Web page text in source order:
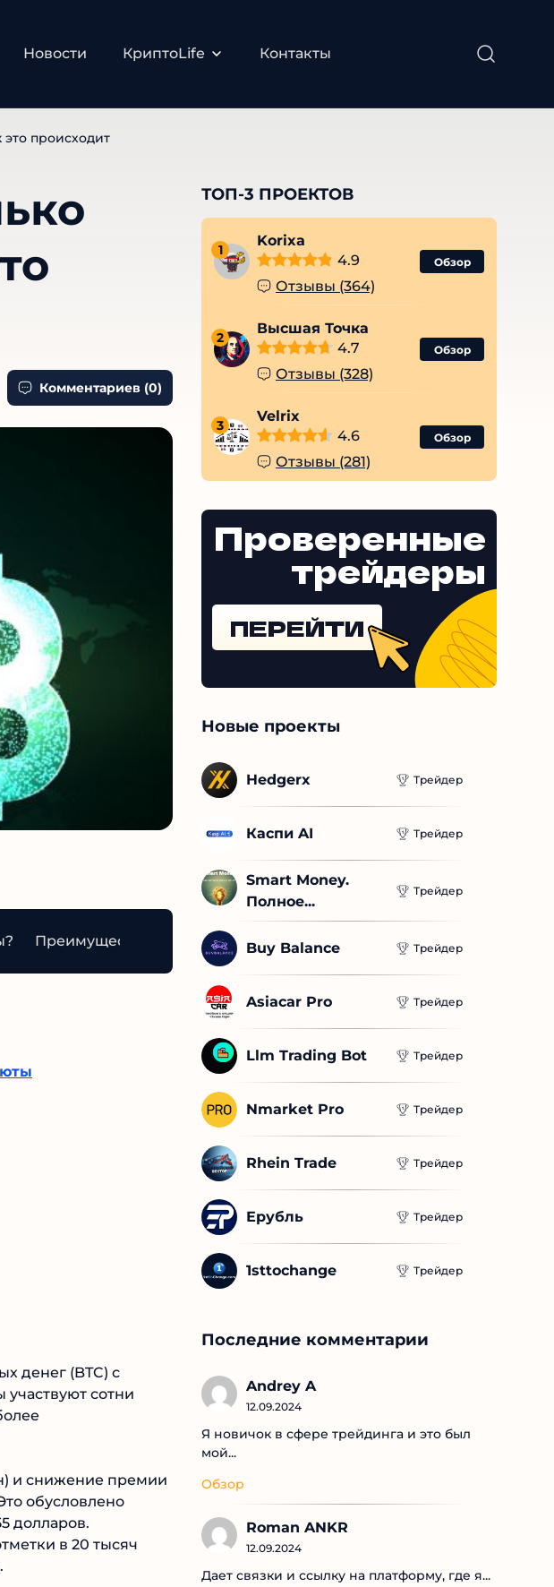
Новости КриптоLife Контакты
происходит
Комментариев (0)
Преимущества ограниченной эмиссии Биткоина Как
денег (BTC) с
сотни
и снижение премии
обусловлено
долларов.
в 20 тысяч
ТОП-3 ПРОЕКТОВ
1
Korixa
4.9
Отзывы (364)
Обзор
2
Высшая Точка
4.7
Отзывы (328)
Обзор
3
Velrix
4.6
Отзывы (281)
Обзор
Проверенные
трейдеры
ПЕРЕЙТИ
Новые проекты
Hedgerx Трейдер
Каспи AI Трейдер
Smart Money.
Полное...
Трейдер
Buy Balance Трейдер
Asiacar Pro Трейдер
Llm Trading Bot Трейдер
Nmarket Pro Трейдер
Rhein Trade Трейдер
Ерубль Трейдер
1sttochange Трейдер
Последние комментарии
Andrey A
12.09.2024
Я новичок в сфере трейдинга и это был
мой...
Обзор
Roman ANKR
12.09.2024
Дает связки и ссылку на платформу, где я...